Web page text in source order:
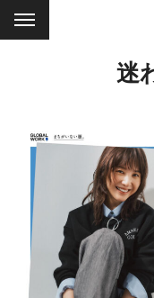
迷